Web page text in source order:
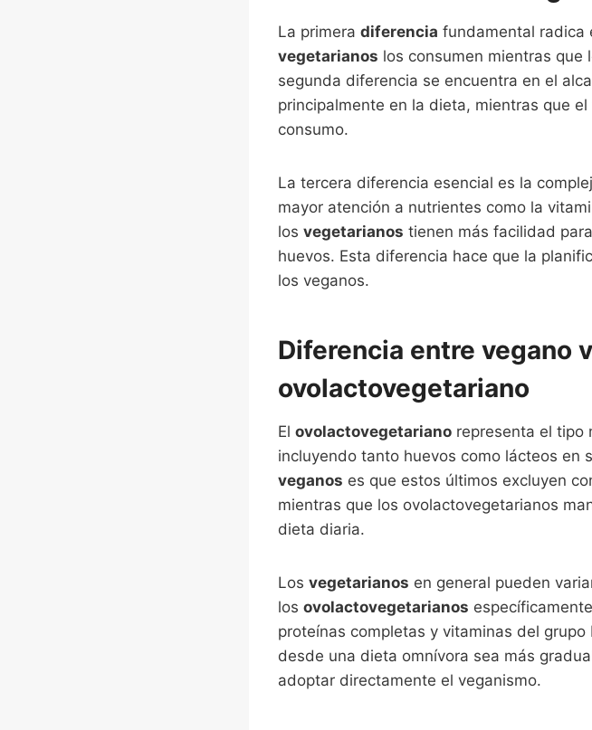
La primera diferencia fundamental radica
vegetarianos los consumen mientras que
segunda diferencia se encuentra en el
principalmente en la dieta, mientras que el
consumo.
La tercera diferencia esencial es la
mayor atención a nutrientes como la
los vegetarianos tienen más facilidad
huevos. Esta diferencia hace que la
los veganos.
Diferencia entre vegano
ovolactovegetariano
El ovolactovegetariano representa el tipo
incluyendo tanto huevos como lácteos en
veganos es que estos últimos excluyen
mientras que los ovolactovegetarianos
dieta diaria.
Los vegetarianos en general pueden
los ovolactovegetarianos
proteínas completas y vitaminas del grupo
desde una dieta omnívora sea más
adoptar directamente el veganismo.